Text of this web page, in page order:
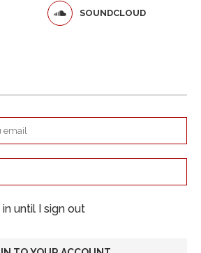
SOUNDCLOUD
until I sign out